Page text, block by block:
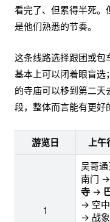
看完了、但累得半死。
是他们熟悉的节奏。
这条线路选择跟团或包
基本上可以闭着眼盲选
的寺庙可以移到第二天
段，整体而言能有更好
游览日 上午
1
吴哥
南门 →
寺 →
→ 空
→ 战